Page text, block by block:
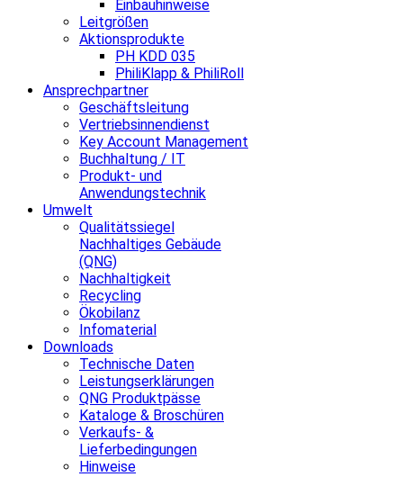
Einbauhinweise
Leitgrößen
Aktionsprodukte
PH KDD 035
PhiliKlapp & PhiliRoll
Ansprechpartner
Geschäftsleitung
Vertriebsinnendienst
Key Account Management
Buchhaltung / IT
Produkt- und
Anwendungstechnik
Umwelt
Qualitätssiegel
Nachhaltiges Gebäude
(QNG)
Nachhaltigkeit
Recycling
Ökobilanz
Infomaterial
Downloads
Technische Daten
Leistungserklärungen
QNG Produktpässe
Kataloge & Broschüren
Verkaufs- &
Lieferbedingungen
Hinweise